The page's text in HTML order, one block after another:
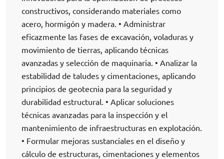
constructivos, considerando materiales como
acero, hormigón y madera. • Administrar
eficazmente las fases de excavación, voladuras y
movimiento de tierras, aplicando técnicas
avanzadas y selección de maquinaria. • Analizar la
estabilidad de taludes y cimentaciones, aplicando
principios de geotecnia para la seguridad y
durabilidad estructural. • Aplicar soluciones
técnicas avanzadas para la inspección y el
mantenimiento de infraestructuras en explotación.
• Formular mejoras sustanciales en el diseño y
cálculo de estructuras, cimentaciones y elementos